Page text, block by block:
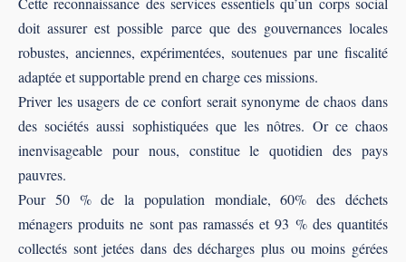
doit assurer est possible parce que des gouvernances locales
robustes, anciennes, expérimentées, soutenues par une ﬁscalité
adaptée et supportable prend en charge ces missions.
Priver les usagers de ce confort serait synonyme de chaos dans
des sociétés aussi sophistiquées que les nôtres. Or ce chaos
inenvisageable pour nous, constitue le quotidien des pays
pauvres.
Pour 50 % de la population mondiale, 60% des déchets
ménagers produits ne sont pas ramassés et 93 % des quantités
collectés sont jetées dans des décharges plus ou moins gérées